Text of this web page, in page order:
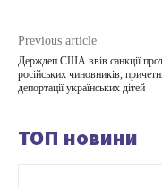
Previous article
Держдеп США ввів санкції
російських чиновників,
депортації українських дітей
ТОП новини